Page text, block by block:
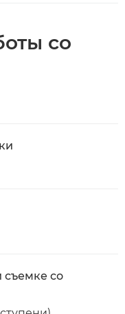
со
съемке со